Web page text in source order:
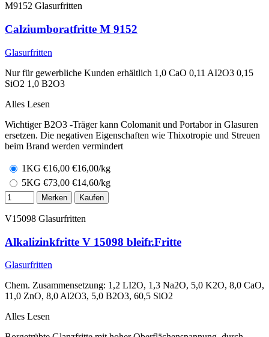
M9152 Glasurfritten
Calziumboratfritte M 9152
Glasurfritten
Nur für gewerbliche Kunden erhältlich 1,0 CaO 0,11 AI2O3 0,15
SiO2 1,0 B2O3
Alles Lesen
Wichtiger B2O3 -Träger kann Colomanit und Portabor in Glasuren
ersetzen. Die negativen Eigenschaften wie Thixotropie und Streuen
beim Brand werden vermindert
1KG €16,00 €16,00/kg
5KG €73,00 €14,60/kg
Merken Kaufen
V15098 Glasurfritten
Alkalizinkfritte V 15098 bleifr.Fritte
Glasurfritten
Chem. Zusammensetzung: 1,2 LI2O, 1,3 Na2O, 5,0 K2O, 8,0 CaO,
11,0 ZnO, 8,0 Al2O3, 5,0 B2O3, 60,5 SiO2
Alles Lesen